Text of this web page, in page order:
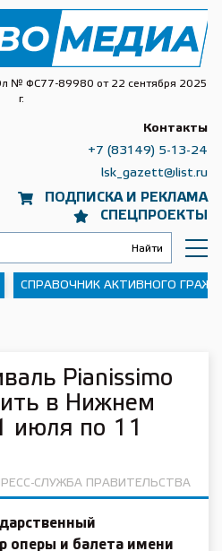
Эл № ФС77-89980 от 22 сентября 2025
г.
ПОДПИСКА И РЕКЛАМА
СПЕЦПРОЕКТЫ
Контакты
+7 (83149) 5-13-24
lsk_gazett@list.ru
СПРАВОЧНИК АКТИВНОГО
Pianissimo
в Нижнем
июля по 11
СЛУЖБА ПРАВИТЕЛЬСТВА
оперы и балета имени